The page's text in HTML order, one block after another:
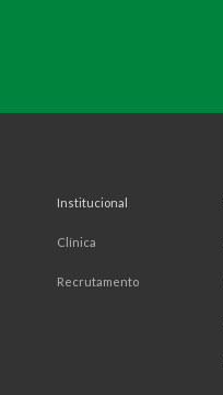
Institucional
Clínica
Recrutamento